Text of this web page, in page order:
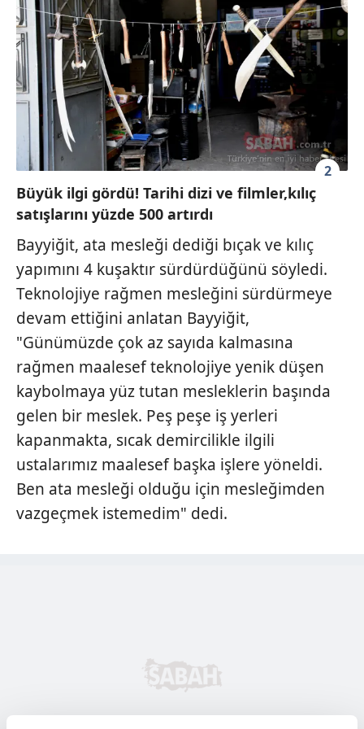
2
Büyük ilgi gördü! Tarihi dizi ve filmler,kılıç
satışlarını yüzde 500 artırdı
Bayyiğit, ata mesleği dediği bıçak ve kılıç
yapımını 4 kuşaktır sürdürdüğünü söyledi.
Teknolojiye rağmen mesleğini sürdürmeye
devam ettiğini anlatan Bayyiğit,
"Günümüzde çok az sayıda kalmasına
rağmen maalesef teknolojiye yenik düşen
kaybolmaya yüz tutan mesleklerin başında
gelen bir meslek. Peş peşe iş yerleri
kapanmakta, sıcak demircilikle ilgili
ustalarımız maalesef başka işlere yöneldi.
Ben ata mesleği olduğu için mesleğimden
vazgeçmek istemedim" dedi.